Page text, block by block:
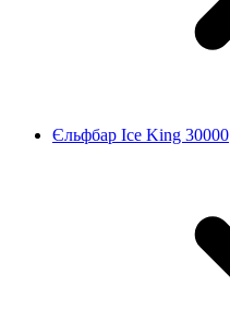
Єльфбар Ice King 30000